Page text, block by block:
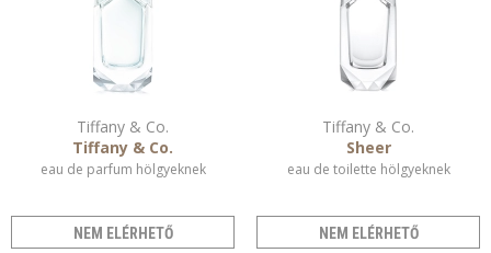
Tiffany & Co.
Tiffany & Co.
eau de parfum hölgyeknek
NEM ELÉRHETŐ
Tiffany & Co.
Sheer
eau de toilette hölgyeknek
NEM ELÉRHETŐ